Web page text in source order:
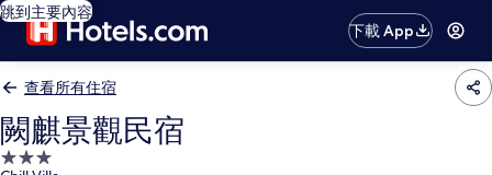
跳到主要內容
下載 App
查看所有住宿
闕麒景觀民宿
3.0